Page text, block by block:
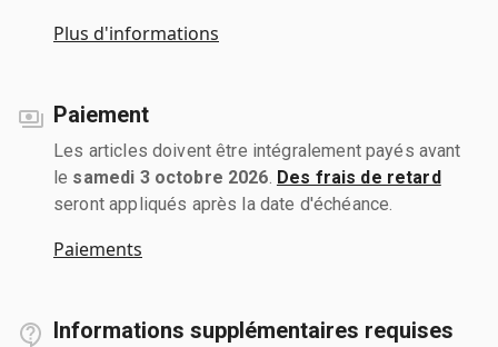
Plus d'informations
Paiement
Les articles doivent être intégralement payés avant
le samedi 3 octobre 2026 Des frais de retard
seront appliqués après la date d'échéance.
Paiements
Informations supplémentaires requises